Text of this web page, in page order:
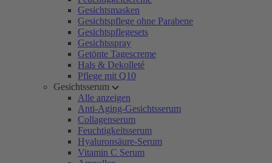
Gesichtsmasken
Gesichtspflege ohne Parabene
Gesichtspflegesets
Gesichtsspray
Getönte Tagescreme
Hals & Dekolleté
Pflege mit Q10
Gesichtsserum
Alle anzeigen
Anti-Aging-Gesichtsserum
Collagenserum
Feuchtigkeitsserum
Hyaluronsäure-Serum
Vitamin C Serum